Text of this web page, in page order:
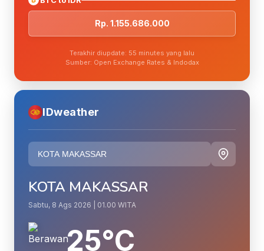
Rp. 1.155.686.000
Terakhir diupdate: 55 minutes yang lalu
Sumber: Open Exchange Rates & Indodax
IDweather
KOTA MAKASSAR
Sabtu, 8 Ags 2026 | 01.00 WITA
25°C